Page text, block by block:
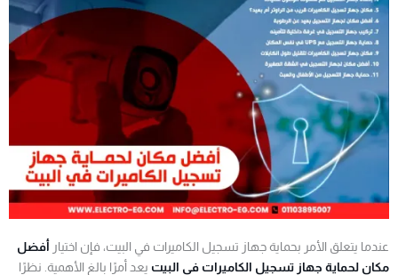
عندما يتعلق الأمر بحماية جهاز تسجيل الكاميرات في البيت، فإن اختيار أفضل
مكان لحماية جهاز تسجيل الكاميرات في البيت يعد أمرًا بالغ الأهمية. نظرًا